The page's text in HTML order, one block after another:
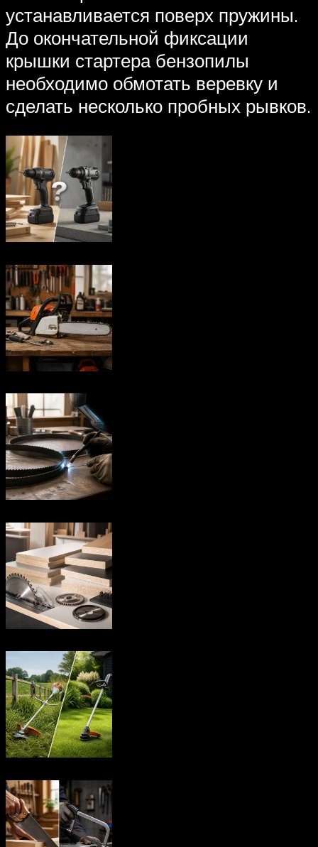
устанавливается поверх пружины.
До окончательной фиксации
крышки стартера бензопилы
необходимо обмотать веревку и
сделать несколько пробных рывков.